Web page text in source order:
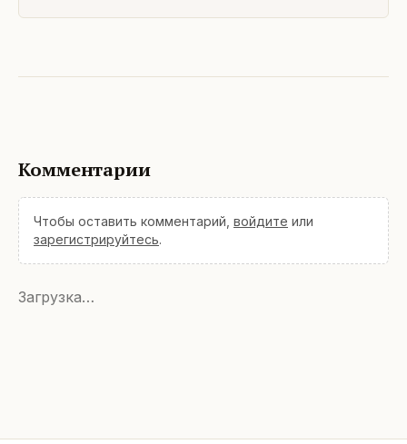
Комментарии
Чтобы оставить комментарий, войдите или
зарегистрируйтесь.
Загрузка…